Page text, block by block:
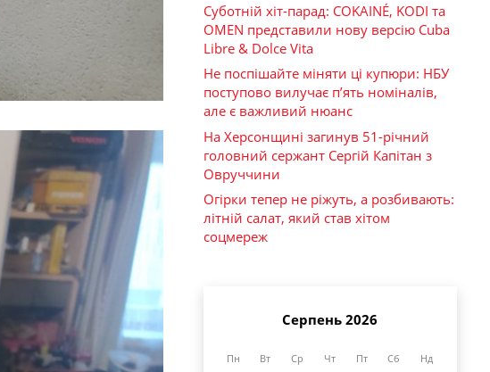
Суботній хіт-парад: COKAINÉ, KODI та
OMEN представили нову версію Cuba
Libre & Dolce Vita
Не поспішайте міняти ці купюри: НБУ
поступово вилучає п’ять номіналів,
але є важливий нюанс
На Херсонщині загинув 51-річний
головний сержант Сергій Капітан з
Овруччини
Огірки тепер не ріжуть, а розбивають:
літній салат, який став хітом
соцмереж
Серпень 2026
Пн Вт Ср Чт Пт Сб Нд